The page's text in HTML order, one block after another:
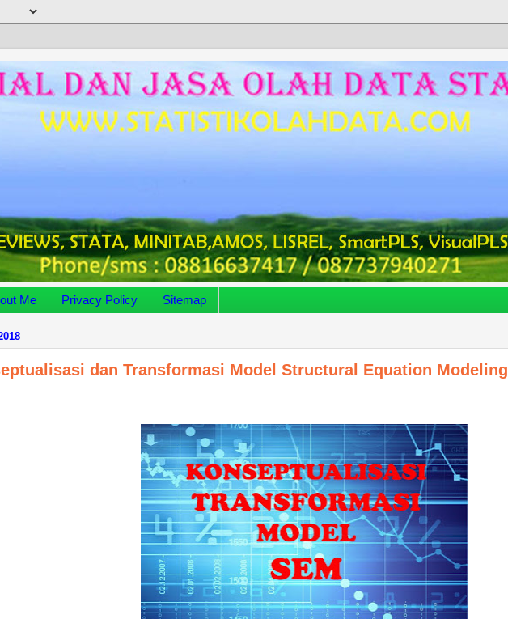
Me Privacy Policy Sitemap
dan Transformasi Model Structural Equation